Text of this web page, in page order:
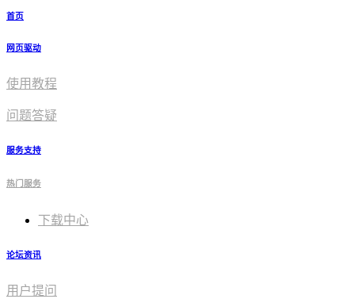
首页
网页驱动
使用教程​
问题答疑
服务支持
热门服务
下载中心
论坛资讯
用户提问